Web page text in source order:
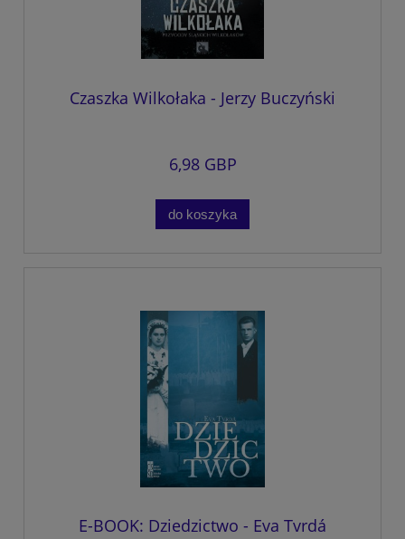
Czaszka Wilkołaka - Jerzy Buczyński
6,98 GBP
do koszyka
E-BOOK: Dziedzictwo - Eva Tvrdá